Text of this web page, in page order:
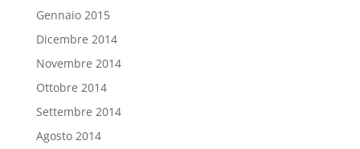
Gennaio 2015
Dicembre 2014
Novembre 2014
Ottobre 2014
Settembre 2014
Agosto 2014